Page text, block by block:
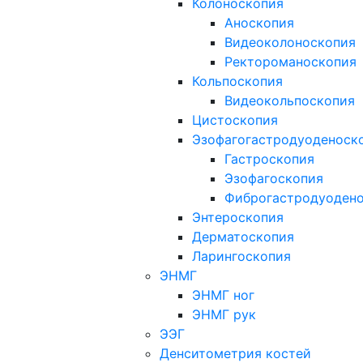
Колоноскопия
Аноскопия
Видеоколоноскопия
Ректороманоскопия
Кольпоскопия
Видеокольпоскопия
Цистоскопия
Гастроскопия
Эзофагоскопия
Энтероскопия
Дерматоскопия
Ларингоскопия
ЭНМГ
ЭНМГ ног
ЭНМГ рук
ЭЭГ
Денситометрия костей